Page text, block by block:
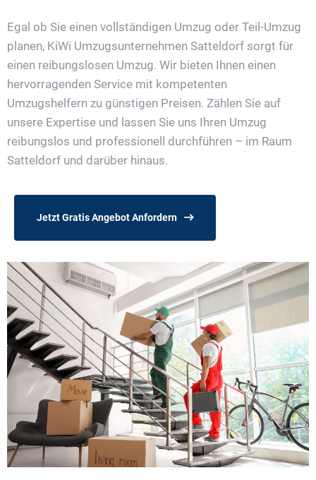
Egal ob Sie einen vollständigen Umzug oder Teil-Umzug
planen, KiWi Umzugsunternehmen Satteldorf sorgt für
einen reibungslosen Umzug. Wir bieten Ihnen einen
hervorragenden Service mit kompetenten
Umzugshelfern zu günstigen Preisen. Zählen Sie auf
unsere Expertise und lassen Sie uns Ihren Umzug
reibungslos und professionell durchführen – im Raum
Satteldorf und darüber hinaus.
Jetzt Gratis Angebot Anfordern